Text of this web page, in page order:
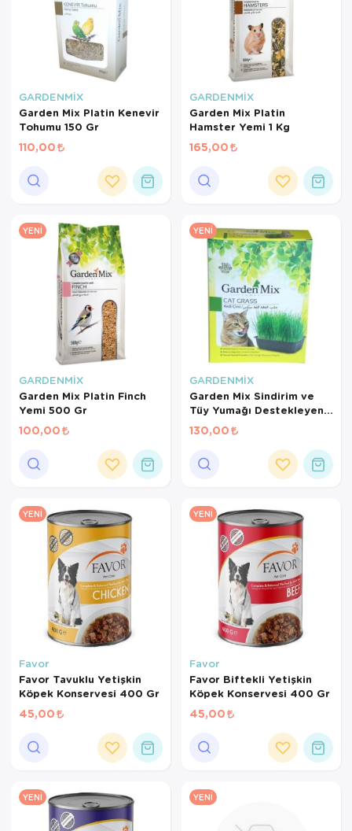
GARDENMİX
Garden Mix Platin Kenevir
Tohumu 150 Gr
110,00
GARDENMİX
Garden Mix Platin
Hamster Yemi 1 Kg
165,00
YENI
GARDENMİX
Garden Mix Platin Finch
Yemi 500 Gr
100,00
YENI
GARDENMİX
Garden Mix Sindirim ve
Tüy Yumağı Destekleyen
Kedi Çimi
130,00
YENI
Favor
Favor Tavuklu Yetişkin
Köpek Konservesi 400 Gr
45,00
YENI
Favor
Favor Biftekli Yetişkin
Köpek Konservesi 400 Gr
45,00
YENI YENI